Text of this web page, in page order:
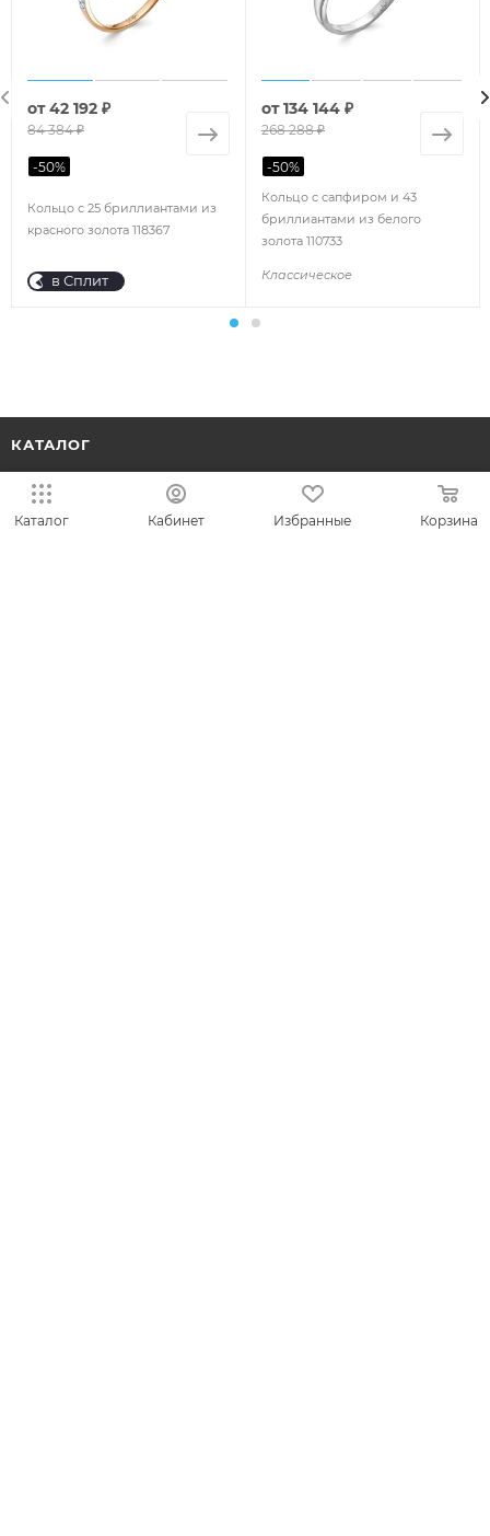
Кольцо с 25 бриллиантами из
красного золота 118367
от42 192 ₽
84 384 ₽
-50%
в Сплит
Кольцо с сапфиром и 43
бриллиантами из белого
золота 110733
Классическое
от134 144 ₽
268 288 ₽
-50%
КАТАЛОГ
АКЦИИ
Каталог Кабинет Избранные Корзина